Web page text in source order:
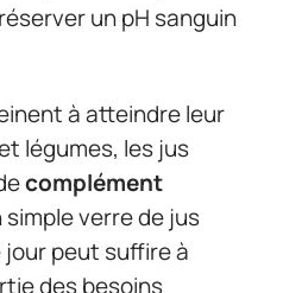
un pH sanguin
à atteindre leur
légumes, les jus
complément
simple verre de jus
peut suffire à
des besoins